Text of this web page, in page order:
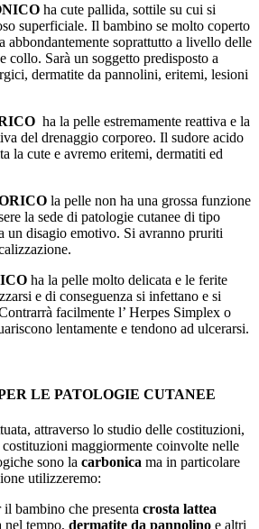
ha cute pallida, sottile su cui si
superficiale. Il bambino se molto coperto
abbondantemente soprattutto a livello delle
collo. Sarà un soggetto predisposto a
dermatite da pannolini, eritemi, lesioni
ha la pelle estremamente reattiva e la
del drenaggio corporeo. Il sudore acido
la cute e avremo eritemi, dermatiti ed
la pelle non ha una grossa funzione
la sede di patologie cutanee di tipo
un disagio emotivo. Si avranno pruriti
ha la pelle molto delicata e le ferite
e di conseguenza si infettano e si
facilmente l’ Herpes Simplex o
lentamente e tendono ad ulcerarsi.
LE PATOLOGIE CUTANEE
attraverso lo studio delle costituzioni,
maggiormente coinvolte nelle
sono la carbonica ma in particolare
utilizzeremo:
il bambino che presenta crosta lattea
nel tempo, dermatite da pannolino e altri